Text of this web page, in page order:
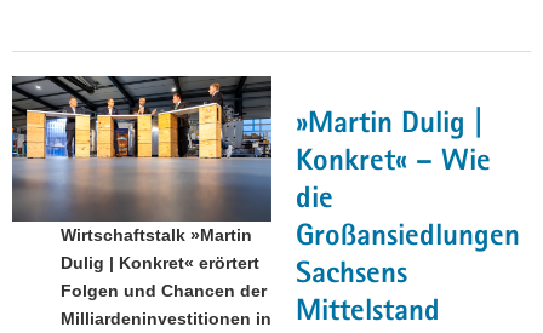
Spatenstich
für
ESMC"
»Martin Dulig |
Konkret« – Wie
die
Großansiedlungen
Sachsens
Mittelstand
Wirtschaftstalk »Martin
Dulig | Konkret« erörtert
Folgen und Chancen der
Milliardeninvestitionen in